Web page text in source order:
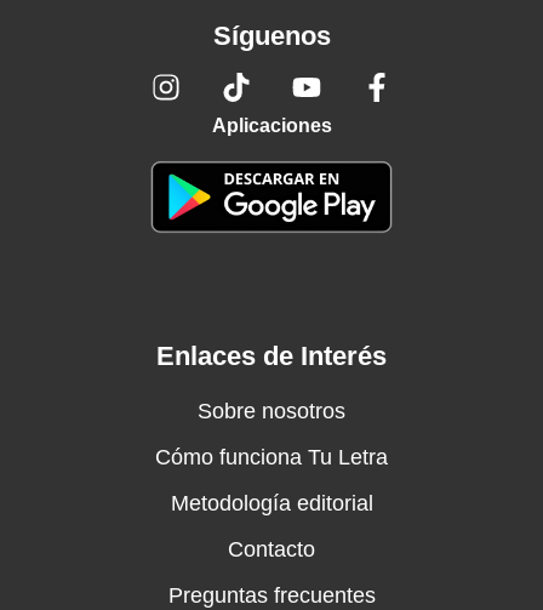
Síguenos
Aplicaciones
Enlaces de Interés
Sobre nosotros
Cómo funciona Tu Letra
Metodología editorial
Contacto
Preguntas frecuentes